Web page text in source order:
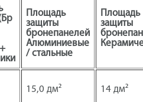
Площадь
защиты
бронепанелей
Алюминиевые
/ стальные
Площадь
защиты
15,0 дм²
14 дм²